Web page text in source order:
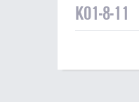
K01-8-11